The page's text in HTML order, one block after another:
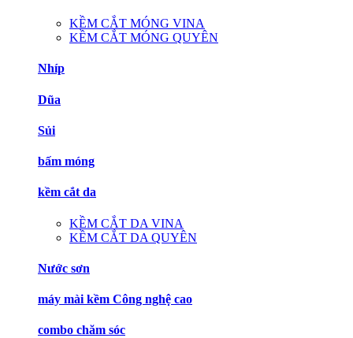
KỀM CẮT MÓNG VINA
KỀM CẮT MÓNG QUYÊN
Nhíp
Dũa
Sủi
bấm móng
kềm cắt da
KỀM CẮT DA VINA
KỀM CẮT DA QUYÊN
Nước sơn
máy mài kềm Công nghệ cao
combo chăm sóc